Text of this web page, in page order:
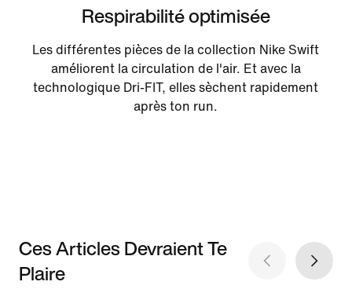
Respirabilité optimisée
Les différentes pièces de la collection Nike Swift
améliorent la circulation de l'air. Et avec la
technologique Dri-FIT, elles sèchent rapidement
après ton run.
Ces Articles Devraient Te
Plaire